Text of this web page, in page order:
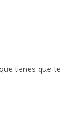
tienes que